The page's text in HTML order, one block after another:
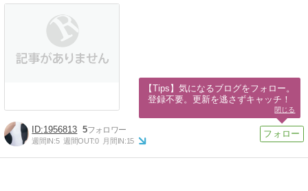
1956813 5
週間IN:5 週間OUT:0 月間IN:15
【Tips】気になるブログをフォロー。
登録不要。更新を逃さずキャッチ！
閉じる